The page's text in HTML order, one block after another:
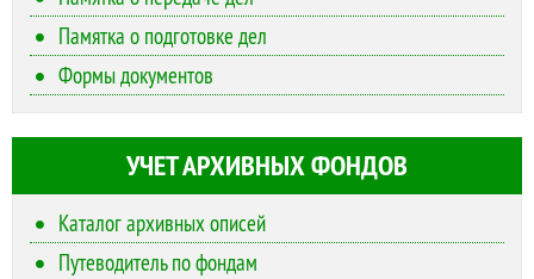
Памятка о подготовке дел
Формы документов
УЧЕТ АРХИВНЫХ ФОНДОВ
Каталог архивных описей
Путеводитель по фондам